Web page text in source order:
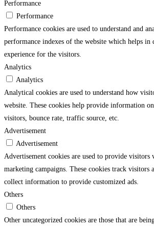
Performance
Performance
Performance cookies are used to understand and
performance indexes of the website which helps in
experience for the visitors.
Analytics
Analytics
Analytical cookies are used to understand how
website. These cookies help provide information
visitors, bounce rate, traffic source, etc.
Advertisement
Advertisement
Advertisement cookies are used to provide visitors
marketing campaigns. These cookies track visitors
collect information to provide customized ads.
Others
Others
Other uncategorized cookies are those that are